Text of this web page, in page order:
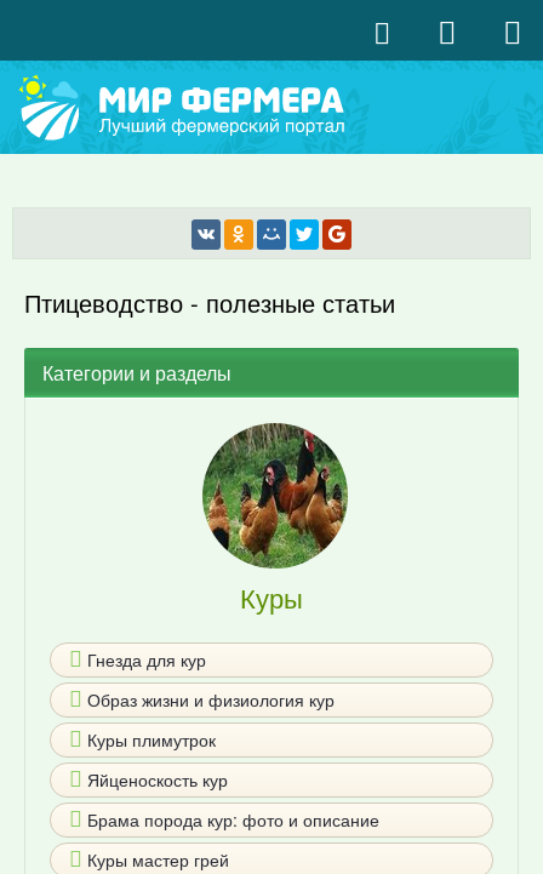
Птицеводство - полезные статьи
Категории и разделы
Куры
Гнезда для кур
Образ жизни и физиология кур
Куры плимутрок
Яйценоскость кур
Брама порода кур: фото и описание
Куры мастер грей